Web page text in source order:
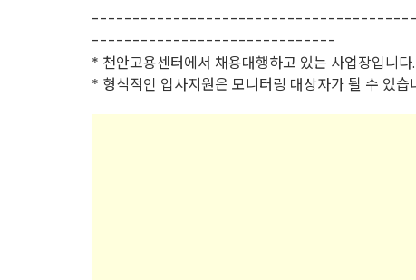
------------------------------
* 천안고용센터에서 채용대행하고 있는 사업장입
* 형식적인 입사지원은 모니터링 대상자가 될 수 있습